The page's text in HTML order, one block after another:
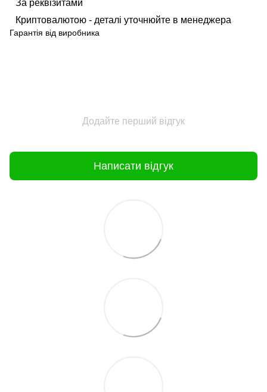
За реквізитами
Криптовалютою - деталі уточнюйте в менеджера
Гарантія від виробника
Додайте перший відгук
Написати відгук